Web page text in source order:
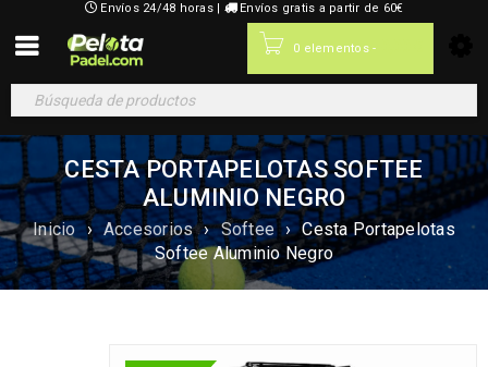
Envíos 24/48 horas | Envíos gratis a partir de 60€
0 elementos -
CESTA PORTAPELOTAS SOFTEE
ALUMINIO NEGRO
Inicio › Accesorios › Softee › Cesta Portapelotas
Softee Aluminio Negro